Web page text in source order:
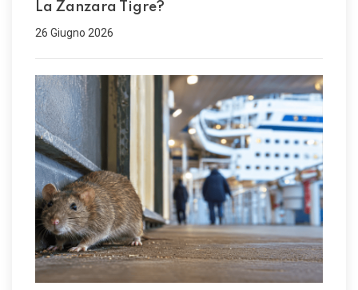
La Zanzara Tigre?
26 Giugno 2026